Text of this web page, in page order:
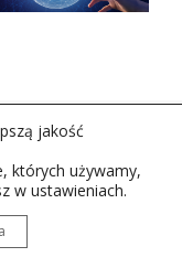
w likwidacj.
jakość
których używamy,
w ustawieniach.